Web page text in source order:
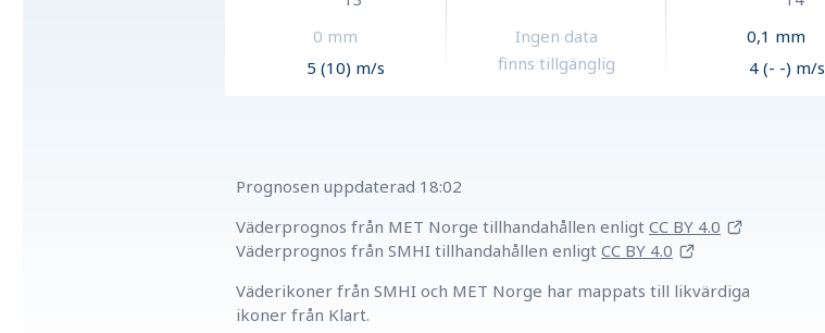
0 mm
5 (10) m/s
Ingen data
finns tillgänglig
0,1 mm
4 (- -) m/s
Prognosen uppdaterad 18:02
Väderprognos från MET Norge tillhandahållen enligt CC BY 4.0
Väderprognos från SMHI tillhandahållen enligt CC BY 4.0
Väderikoner från SMHI och MET Norge har mappats till likvärdiga
ikoner från Klart.